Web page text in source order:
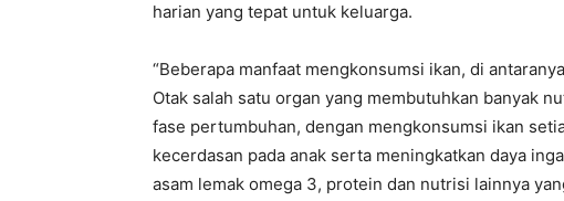
harian yang tepat untuk keluarga.
“Beberapa manfaat mengkonsumsi ikan, di
Otak salah satu organ yang membutuhkan banyak
fase pertumbuhan, dengan mengkonsumsi ikan
kecerdasan pada anak serta meningkatkan daya
asam lemak omega 3, protein dan nutrisi lainnya